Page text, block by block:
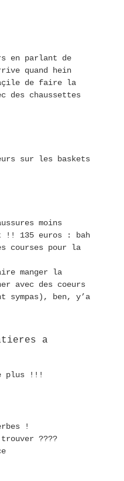
en parlant de
quand hein
de faire la
des chaussettes
sur les baskets
moins
!! 135 euros : bah
courses pour la
manger la
avec des coeurs
sympas), ben, y’a
a
plus !!!
!
????